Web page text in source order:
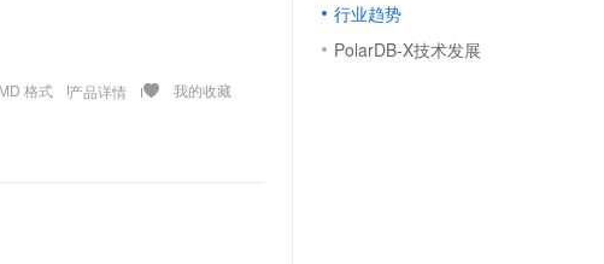
格式 产品详情 我的收藏
行业趋势
PolarDB-X技术发展
全托管，含MySQL、PostgreSQL、SQL Server、MariaDB多引擎
数字证书管理服务（原SSL证书）
锁专属 DeepSeek-V4-Pro
输入一句话想法, 轻松生成专业的 PPT
一键部署幻兽帕鲁游戏服务器
生成到视频创作，一键激活电商全链路生产力
先锋实践拓展 AI 生产力的边界
飞天发布时刻
Token 补贴，五大权
益加速 OPC 成功
伙伴信用分合作计划